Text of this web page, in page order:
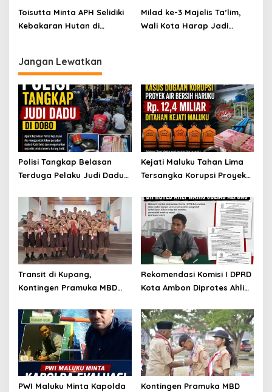
Kesehatan di RSUP Leimena
Toisutta Minta APH Selidiki
Kebakaran Hutan di
Milad ke-3 Majelis Ta’lim,
Wali Kota Harap Jadi
Jangan Lewatkan
Polisi Tangkap Belasan
Terduga Pelaku Judi Dadu
Setoran Rp5 Juta dan
Selisih Barang Bukti
Kejati Maluku Tahan Lima
Tersangka Korupsi Proyek
Miliar
Transit di Kupang,
Kontingen Pramuka MBD
Disambut Hangat Wakil
Wali Kota
Rekomendasi Komisi I DPRD
Kota Ambon Diprotes Ahli
Barbara Alfons: Itu Palsu?
PWI Maluku Minta Kapolda
Kontingen Pramuka MBD